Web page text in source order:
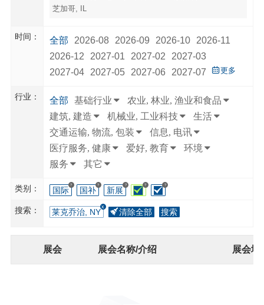
芝加哥, IL
时间： 全部 2026-08 2026-09 2026-10
2026-11
2026-12
2027-01 2027-02
2027-03
2027-04
2027-05 2027-06 2027-07 更多
行业： 全部 基础行业
农业, 林业, 渔业和食品
建筑, 建造
机械业, 工业科技
生活
交通运输, 物流, 包装
信息, 电讯
医疗服务, 健康
爱好, 教育
环境
服务
其它
类别： 国际
?
国补
?
新展
? ? ?
搜索： 莱克乔治, NY 清除全部 搜索
展会 展会名称/介绍 展会地